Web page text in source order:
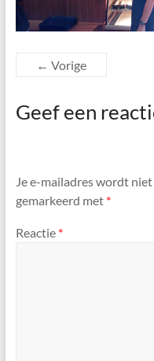
← Vorige
Geef een
Je e-mailadres wordt
gemarkeerd met *
Reactie *